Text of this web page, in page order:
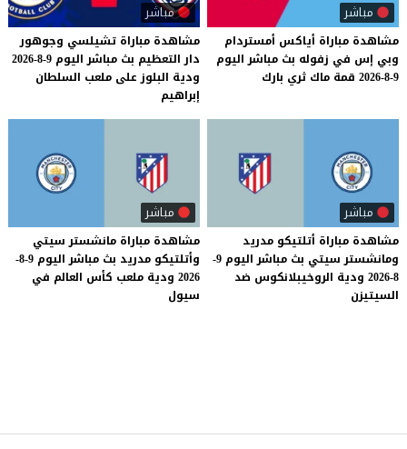
مباشر
مشاهدة مباراة أياكس أمستردام
وبي إس في زفوله بث مباشر اليوم
9-8-2026
قمة ماك ثري بارك
مباشر
مشاهدة مباراة تشيلسي وجوهور
دار التعظيم بث مباشر اليوم 9-8-2026
ودية البلوز على ملعب السلطان
إبراهيم
مباشر
مشاهدة مباراة أتلتيكو مدريد
ومانشستر سيتي بث مباشر اليوم 9-
8-2026 ودية الروخيبلانكوس ضد
السيتيزن
مباشر
مشاهدة مباراة مانشستر سيتي
وأتلتيكو مدريد بث مباشر اليوم 9-8-
2026 ودية ملعب كأس العالم في
سيول